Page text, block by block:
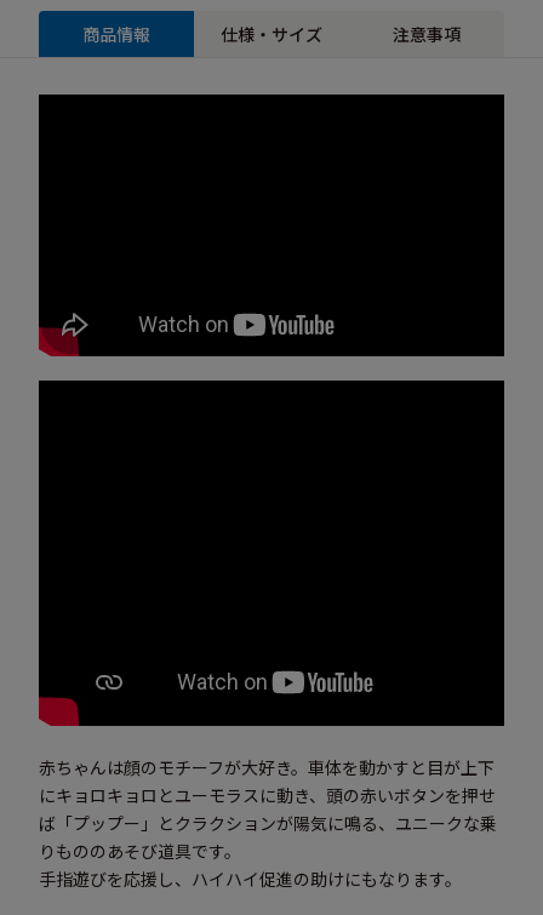
商品情報 仕様・サイズ 注意事項
赤ちゃんは顔のモチーフが大好き。車体を動かすと目が上下
にキョロキョロとユーモラスに動き、頭の赤いボタンを押せ
ば「プップー」とクラクションが陽気に鳴る、ユニークな乗
りもののあそび道具です。
手指遊びを応援し、ハイハイ促進の助けにもなります。